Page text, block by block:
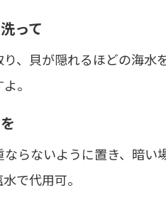
って
、貝が隠れるほどの海
。
らないように置き、暗
で代用可。